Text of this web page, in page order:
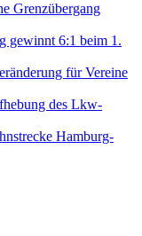
Grenzübergang
gewinnt 6:1 beim 1.
für Vereine
des Lkw-
Hamburg-